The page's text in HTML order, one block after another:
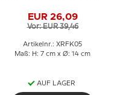
EUR 26,09
Vor: EUR 39,46
Artikelnr.: XRFK05
Maß: H: 7 cm x Ø: 14 cm
AUF LAGER